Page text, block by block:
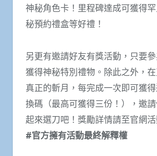
神秘角色卡！里程碑達成可獲得
秘預約禮盒等好禮！
另更有邀請好友有獎活動，只要
獲得神秘特別禮物。除此之外，
真正的斬月，每完成一次即可獲
換碼（最高可獲得三份！），邀
起來選刀吧！獎勵詳情請至官網活
#官方擁有活動最終解釋權